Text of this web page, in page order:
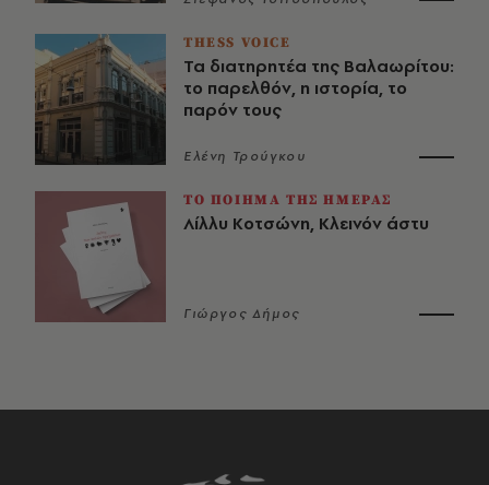
THESS VOICE
Τα διατηρητέα της Βαλαωρίτου:
το παρελθόν, η ιστορία, το
παρόν τους
Ελένη Τρούγκου
ΤΟ ΠΟΙΗΜΑ ΤΗΣ ΗΜΕΡΑΣ
Λίλλυ Κοτσώνη, Κλεινόν άστυ
Γιώργος Δήμος